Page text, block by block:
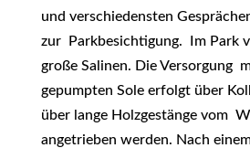
und verschiedensten
zur Parkbesichtigung. Im Park
große Salinen. Die Versorgung
gepumpten Sole erfolgt über
über lange Holzgestänge vom
angetrieben werden. Nach